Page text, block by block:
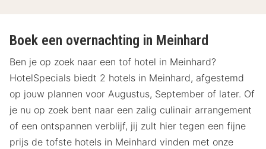
Boek een overnachting in Meinhard
Ben je op zoek naar een tof hotel in Meinhard?
HotelSpecials biedt 2 hotels in Meinhard, afgestemd
op jouw plannen voor Augustus, September of later. Of
je nu op zoek bent naar een zalig culinair arrangement
of een ontspannen verblijf, jij zult hier tegen een fijne
prijs de tofste hotels in Meinhard vinden met onze